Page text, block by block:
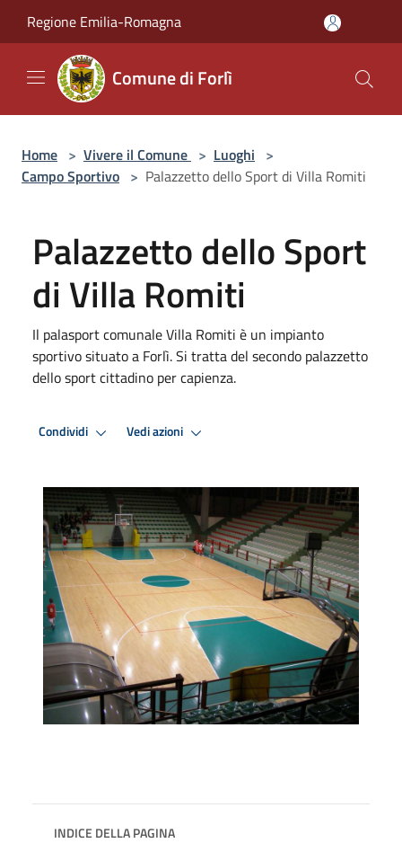
Regione Emilia-Romagna
Comune di Forlì
Home > Vivere il Comune > Luoghi >
Campo Sportivo > Palazzetto dello Sport di Villa Romiti
Palazzetto dello Sport
di Villa Romiti
Il palasport comunale Villa Romiti è un impianto
sportivo situato a Forlì. Si tratta del secondo palazzetto
dello sport cittadino per capienza.
Condividi Vedi azioni
INDICE DELLA PAGINA